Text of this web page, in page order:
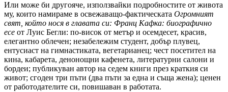
Или може би другояче, използвайки подробностите от живота
му, които намираме в освежаващо-фактическата Огромният
свят, който нося в главата си: Франц Кафка: биографично
есе от Луис Бегли: по-висок от метър и осемдесет, красив,
елегантно облечен; незабележим студент, добър плувец,
ентусиаст на гимнастиката, вегетарианец; чест посетител на
кина, кабарета, денонощни кафенета, литературни салони и
бордеи; публикуван автор на седем книги през краткия си
живот; сгоден три пъти (два пъти за една и съща жена); ценен
от работодателите си, повишаван в работата.